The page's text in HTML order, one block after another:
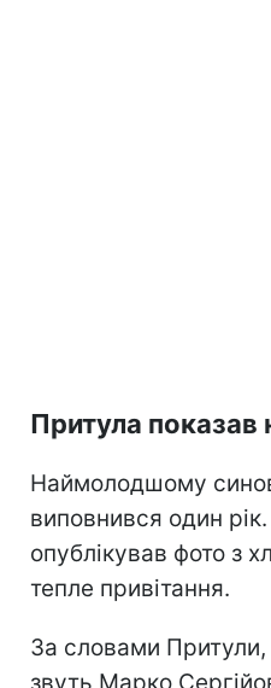
Притула
Наймолодшому
виповнився один рік.
опублікував фото з
тепле привітання.
За словами Притули,